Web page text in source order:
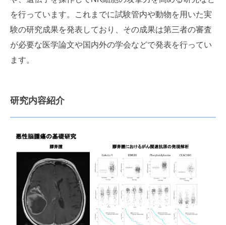
を行っています。これまでに試験管内や動物を用いた実
験の研究成果を発表しており、その成果は第三者の審査
が必要な医学論文や国内外の学会などで発表を行ってい
ます。
研究内容紹介